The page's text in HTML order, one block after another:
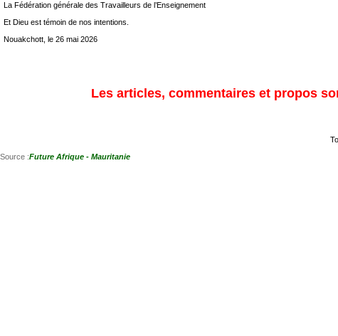
La Fédération générale des Travailleurs de l’Enseignement
Et Dieu est témoin de nos intentions.
Nouakchott, le 26 mai 2026
Les articles, commentaires et propos
Source :Future Afrique - Mauritanie